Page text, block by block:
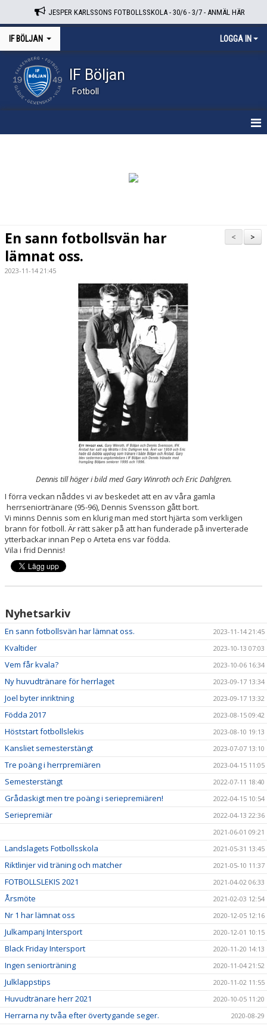
JESPER KARLSSONS FOTBOLLSSKOLA - 30/6 - 3/7 - ANMÄL HÄR
IF BÖLJAN LOGGA IN
IF Böljan
Fotboll
MATCHER
KALENDER
>
<
En sann fotbollsvän har
lämnat oss.
2023-11-14 21:45
Dennis till höger i bild med Gary Winroth och Eric Dahlgren.
I förra veckan nåddes vi av beskedet att en av våra gamla
herrseniortränare (95-96), Dennis Svensson gått bort.
Vi minns Dennis som en klurig man med stort hjärta som verkligen
brann för fotboll. Är rätt säker på att han funderade på inverterade
ytterbackar innan Pep o Arteta ens var födda.
Vila i frid Dennis!
Nyhetsarkiv
En sann fotbollsvän har lämnat oss. 2023-11-14 21:45
Kvaltider 2023-10-13 07:03
Vem får kvala? 2023-10-06 16:34
Ny huvudtränare för herrlaget 2023-09-17 13:34
Joel byter inriktning 2023-09-17 13:32
Födda 2017 2023-08-15 09:42
Höststart fotbollslekis 2023-08-10 19:13
Kansliet semesterstängt 2023-07-07 13:10
Tre poäng i herrpremiären 2023-04-15 11:05
Semesterstängt 2022-07-11 18:40
Grådaskigt men tre poäng i seriepremiären! 2022-04-15 10:54
Seriepremiär
2022-04-13 22:36
2021-06-01 09:21
Landslagets Fotbollsskola 2021-05-31 13:45
Riktlinjer vid träning och matcher 2021-05-10 11:37
FOTBOLLSLEKIS 2021 2021-04-02 06:33
Årsmöte 2021-02-03 12:54
Nr 1 har lämnat oss 2020-12-05 12:16
Julkampanj Intersport 2020-12-01 10:15
Black Friday Intersport 2020-11-20 14:13
Ingen seniorträning 2020-11-04 21:52
Julklappstips 2020-11-02 11:55
Huvudtränare herr 2021 2020-10-05 11:20
Herrarna ny tvåa efter övertygande seger. 2020-08-29